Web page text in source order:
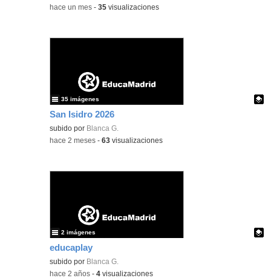
-hace un mes -35 visualizaciones
San Isidro 2026
Contenido educativo.
subido por Blanca G.
35 imágenes
-hace 2 meses -63 visualizaciones
educaplay
Contenido educativo.
subido por Blanca G.
2 imágenes
-hace 2 años -4 visualizaciones